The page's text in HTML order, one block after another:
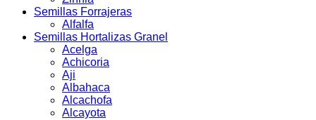
Semillas Forrajeras
Alfalfa
Semillas Hortalizas Granel
Acelga
Achicoria
Aji
Albahaca
Alcachofa
Alcayota